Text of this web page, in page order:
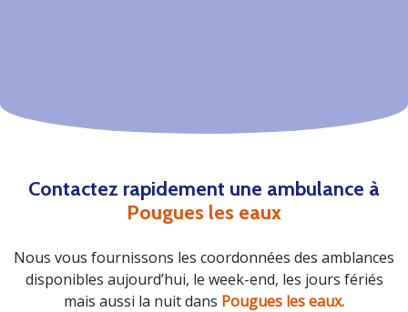
Contactez rapidement une ambulance à
Pougues les eaux
Nous vous fournissons les coordonnées des amblances
disponibles aujourd’hui, le week-end, les jours fériés
mais aussi la nuit dans Pougues les eaux.